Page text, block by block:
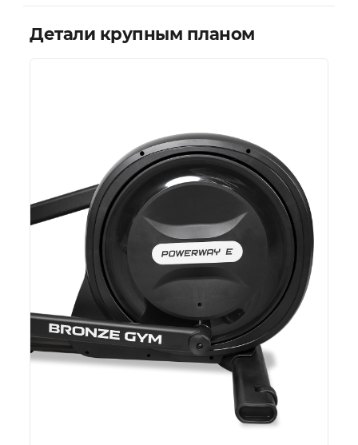
Детали крупным планом